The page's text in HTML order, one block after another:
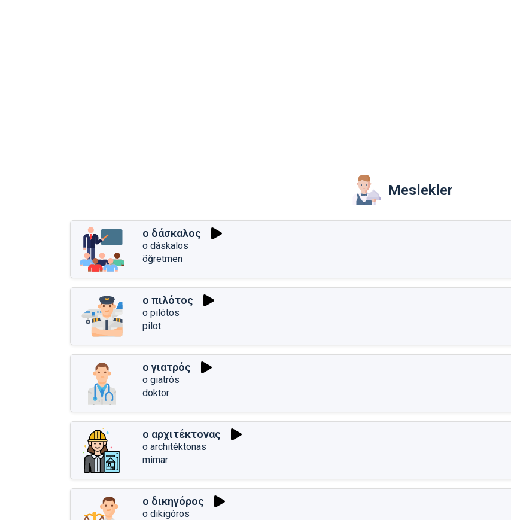
Meslekler
ο δάσκαλος
o dáskalos
öğretmen
ο πιλότος
o pilótos
pilot
ο γιατρός
o giatrós
doktor
ο αρχιτέκτονας
o architéktonas
mimar
ο δικηγόρος
o dikigóros